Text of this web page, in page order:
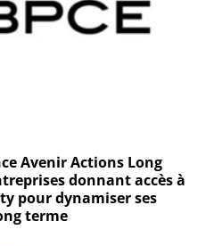
Avenir Actions Long
donnant accès à
pour dynamiser ses
terme